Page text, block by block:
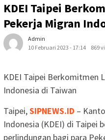
KDEI Taipei
Pekerja Migran
Admin
10 Februari 2023 - 17:14
869
KDEI Taipei Berkomitmen
Indonesia di Taiwan
Taipei,SIPNEWS.ID –
Indonesia (KDEI) di Taipei
perlindungan bagi para